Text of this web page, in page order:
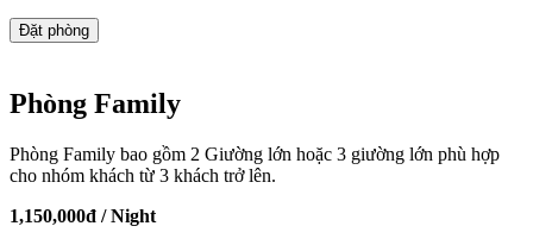
Đặt phòng
Phòng Family
Phòng Family bao gồm 2 Giường lớn hoặc 3 giường lớn phù hợp
cho nhóm khách từ 3 khách trở lên.
1,150,000đ / Night